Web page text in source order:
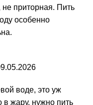
приторная. Пить
особенно
воде, это уж
в жару, нужно пить